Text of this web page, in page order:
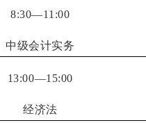
8:30—11:00
中级会计实务
13:00—15:00
经济法